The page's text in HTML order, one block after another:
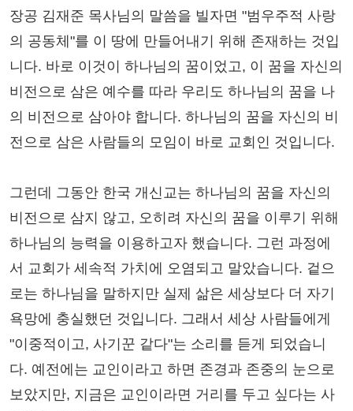
장공 김재준 목사님의 말씀을 빌자면 "범우주적 사랑
의 공동체"를 이 땅에 만들어내기 위해 존재하는 것입
니다. 바로 이것이 하나님의 꿈이었고, 이 꿈을 자신의
비전으로 삼은 예수를 따라 우리도 하나님의 꿈을 나
의 비전으로 삼아야 합니다. 하나님의 꿈을 자신의 비
전으로 삼은 사람들의 모임이 바로 교회인 것입니다.
그런데 그동안 한국 개신교는 하나님의 꿈을 자신의
비전으로 삼지 않고, 오히려 자신의 꿈을 이루기 위해
하나님의 능력을 이용하고자 했습니다. 그런 과정에
서 교회가 세속적 가치에 오염되고 말았습니다. 겉으
로는 하나님을 말하지만 실제 삶은 세상보다 더 자기
욕망에 충실했던 것입니다. 그래서 세상 사람들에게
"이중적이고, 사기꾼 같다"는 소리를 듣게 되었습니
다. 예전에는 교인이라고 하면 존경과 존중의 눈으로
보았지만, 지금은 교인이라면 거리를 두고 싶다는 사